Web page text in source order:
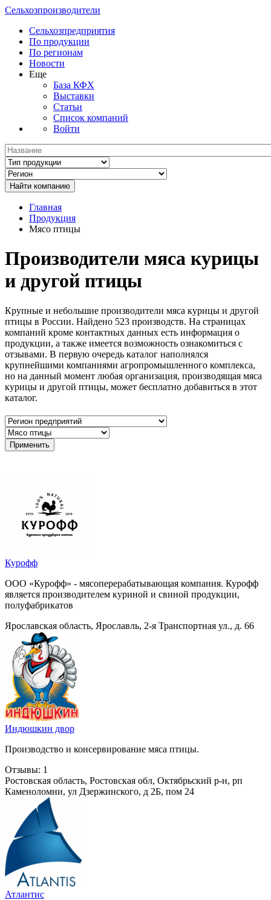
Сельхозпроизводители
Сельхозпредприятия
По продукции
По регионам
Новости
Еще
База КФХ
Выставки
Статьи
Список компаний
Войти
Главная
Продукция
Мясо птицы
Производители мяса курицы
и другой птицы
Крупные и небольшие производители мяса курицы и другой
птицы в России. Найдено 523 производств. На страницах
компаний кроме контактных данных есть информация о
продукции, а также имеется возможность ознакомиться с
отзывами. В первую очередь каталог наполнялся
крупнейшими компаниями агропромышленного комплекса,
но на данный момент любая организация, производящая мяса
курицы и другой птицы, может бесплатно добавиться в этот
каталог.
Курофф
ООО «Курофф» - мясоперерабатывающая компания. Курофф
является производителем куриной и свиной продукции,
полуфабрикатов
Ярославская область, Ярославль, 2-я Транспортная ул., д. 66
Индюшкин двор
Производство и консервирование мяса птицы.
Отзывы: 1
Ростовская область, Ростовская обл, Октябрьский р-н, рп
Каменоломни, ул Дзержинского, д 2Б, пом 24
Атлантис